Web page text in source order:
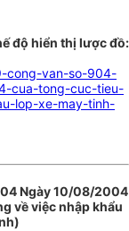
độ hiển thị lược đồ:
cong-van-so-904-
cua-tong-cuc-tieu-
lop-xe-may-tinh-
Ngày 10/08/2004
về việc nhập khẩu